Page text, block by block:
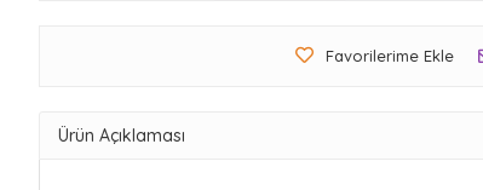
Favorilerime Ekle
Ürün Açıklaması